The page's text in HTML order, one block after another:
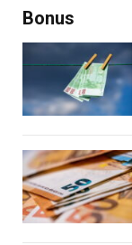
Bonus